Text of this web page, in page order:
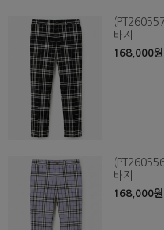
바지
168,000원
바지
168,000원